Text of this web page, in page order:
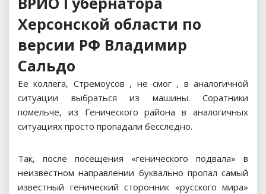
Херсонской области по
версии РФ Владимир
Сальдо
Ее коллега, Стремоусов , не смог , в аналогичной
ситуации выбраться из машины. Соратники
помельче, из Генического района в аналогичных
ситуациях просто пропадали бесследно.
Так, после посещения «генического подвала» в
неизвестном направлении буквально пропал самый
известный генический сторонник «русского мира»